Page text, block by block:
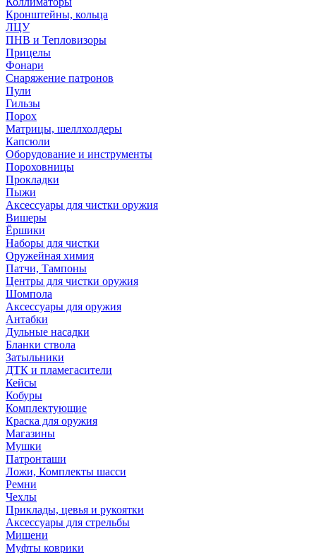
Кронштейны, кольца
ЛЦУ
ПНВ и Тепловизоры
Прицелы
Фонари
Снаряжение патронов
Пули
Гильзы
Порох
Матрицы, шеллхолдеры
Капсюли
Оборудование и инструменты
Пороховницы
Прокладки
Пыжи
Аксессуары для чистки оружия
Вишеры
Ёршики
Наборы для чистки
Оружейная химия
Патчи, Тампоны
Центры для чистки оружия
Шомпола
Аксессуары для оружия
Антабки
Дульные насадки
Бланки ствола
Затыльники
ДТК и пламегасители
Кейсы
Кобуры
Комплектующие
Краска для оружия
Магазины
Мушки
Патронташи
Ложи, Комплекты шасси
Ремни
Чехлы
Приклады, цевья и рукоятки
Аксессуары для стрельбы
Мишени
Муфты коврики